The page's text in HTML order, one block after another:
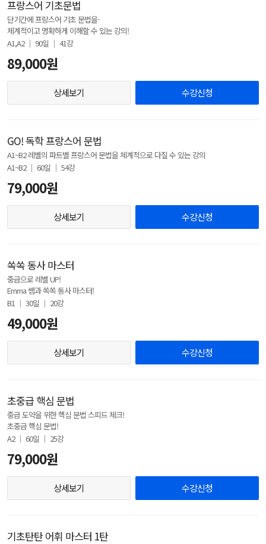
프랑스어 기초문법
단기간에 프랑스어 기초 문법을-
체계적이고 명확하게 이해할 수 있는 강의!
A1,A2 │ 90일 │ 41강
89,000원
상세보기 수강신청
GO! 독학 프랑스어 문법
A1~B2 레벨의 파트별 프랑스어 문법을 체계적으로 다질 수 있는 강의
A1~B2 │ 60일 │ 54강
79,000원
상세보기 수강신청
쏙쏙 동사 마스터
중급으로 레벨 UP!
Emma 쌤과 쏙쏙 동사 마스터!
B1 │ 30일 │ 20강
49,000원
상세보기 수강신청
초중급 핵심 문법
중급 도약을 위한 핵심 문법 스피드 체크!
초중급 핵심 문법!
A2 │ 60일 │ 25강
79,000원
상세보기 수강신청
기초탄탄 어휘 마스터 1탄